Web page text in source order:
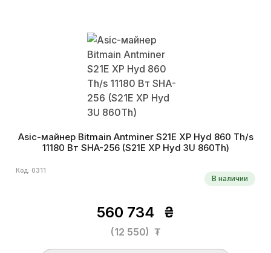
Asic-майнер Bitmain Antminer S21E XP Hyd 860 Th/s
11180 Вт SHA-256 (S21E XP Hyd 3U 860Th)
Код: 0311
В наличии
560 734 ₴
(12 550) ₮